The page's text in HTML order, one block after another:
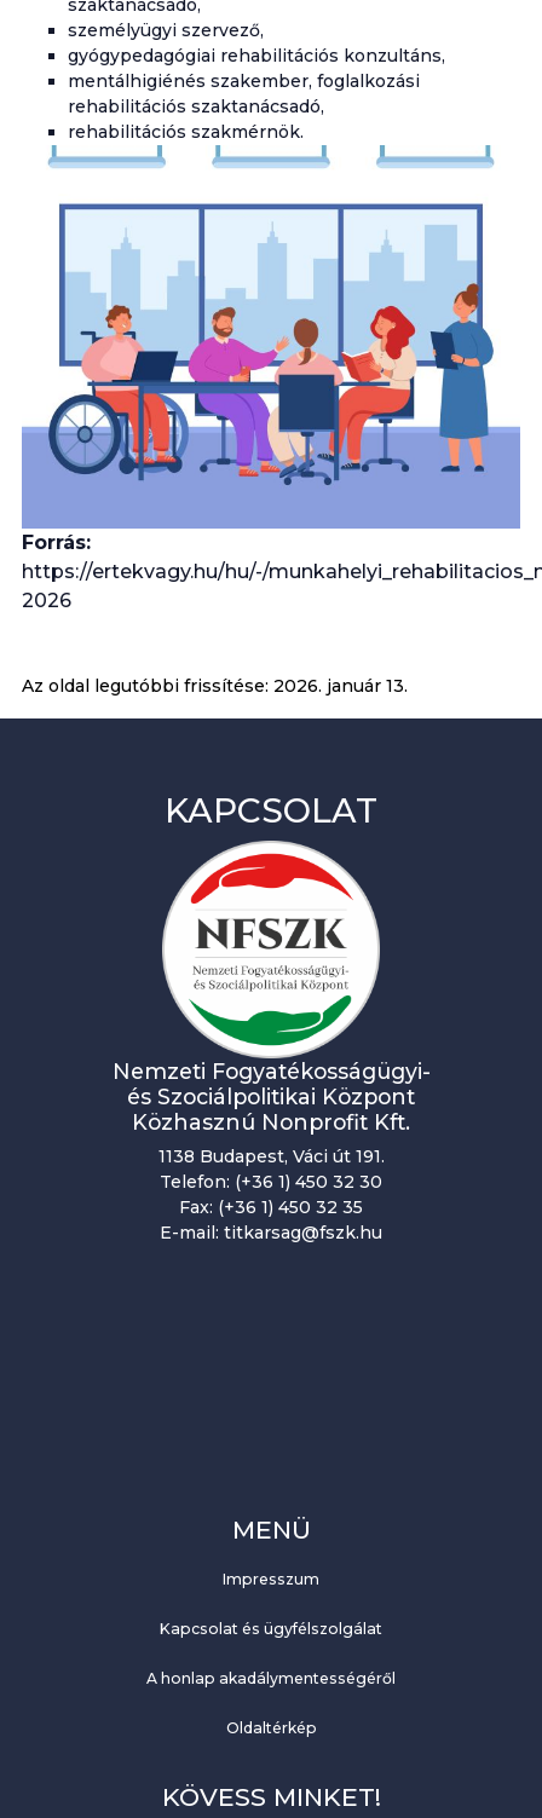
szaktanácsadó,
személyügyi szervező,
gyógypedagógiai rehabilitációs konzultáns,
mentálhigiénés szakember, foglalkozási
rehabilitációs szaktanácsadó,
rehabilitációs szakmérnök.
Forrás:
https://ertekvagy.hu/hu/-/
2026
Az oldal legutóbbi frissítése: 2026. január 13.
KAPCSOLAT
Nemzeti Fogyatékosságügyi-
és Szociálpolitikai Központ
Közhasznú Nonprofit Kft.
1138 Budapest, Váci út 191.
Telefon: (+36 1) 450 32 30
Fax: (+36 1) 450 32 35
E-mail: titkarsag@fszk.hu
MENÜ
Impresszum
Kapcsolat és ügyfélszolgálat
A honlap akadálymentességéről
Oldaltérkép
KÖVESS MINKET!